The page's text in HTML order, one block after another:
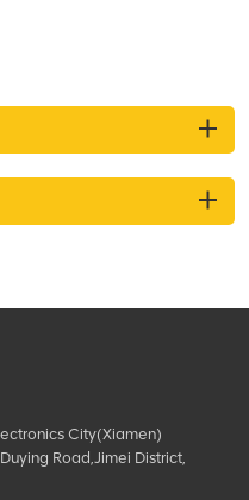
City(Xiamen)
Road,Jimei District,